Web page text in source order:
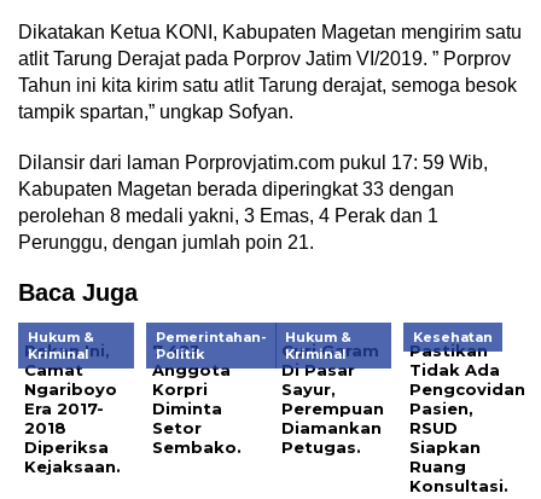
Dikatakan Ketua KONI, Kabupaten Magetan mengirim satu
atlit Tarung Derajat pada Porprov Jatim VI/2019. ” Porprov
Tahun ini kita kirim satu atlit Tarung derajat, semoga besok
tampik spartan,” ungkap Sofyan.
Dilansir dari laman Porprovjatim.com pukul 17: 59 Wib,
Kabupaten Magetan berada diperingkat 33 dengan
perolehan 8 medali yakni, 3 Emas, 4 Perak dan 1
Perunggu, dengan jumlah poin 21.
Baca Juga
Hukum &
Kriminal
Pekan Ini,
Camat
Ngariboyo
Era 2017-
2018
Diperiksa
Kejaksaan.
Pemerintahan-
Politik
7.423
Anggota
Korpri
Diminta
Setor
Sembako.
Hukum &
Kriminal
Curi Garam
Di Pasar
Sayur,
Perempuan
Diamankan
Petugas.
Kesehatan
Pastikan
Tidak Ada
Pengcovidan
Pasien,
RSUD
Siapkan
Ruang
Konsultasi.